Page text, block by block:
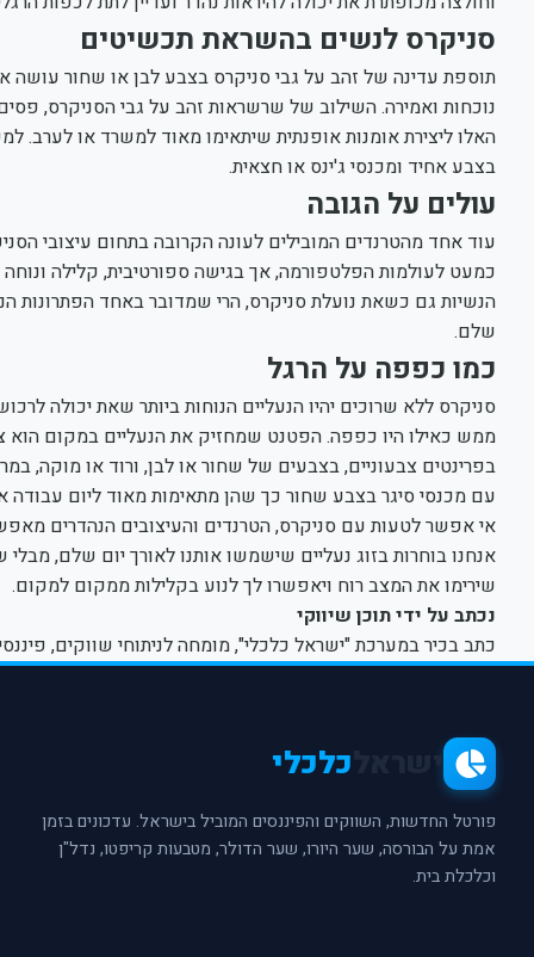
סניקרס לנשים בהשראת תכשיטים
תוספת עדינה של זהב על גבי סניקרס בצבע לבן או שחור עושה
נוכחות ואמירה. השילוב של שרשראות זהב על גבי הסניקרס,
האלו ליצירת אומנות אופנתית שיתאימו מאוד למשרד או לערב.
בצבע אחיד ומכנסי ג'ינס או חצאית.
עולים על הגובה
עוד אחד מהטרנדים המובילים לעונה הקרובה בתחום עיצובי
כמעט לעולמות הפלטפורמה, אך בגישה ספורטיבית, קלילה
הנשיות גם כשאת נועלת סניקרס, הרי שמדובר באחד הפתרונות
שלם.
כמו כפפה על הרגל
סניקרס ללא שרוכים יהיו הנעליים הנוחות ביותר שאת יכולה
ממש כאילו היו כפפה. הפטנט שמחזיק את הנעליים במקום הוא
בפרינטים צבעוניים, בצבעים של שחור או לבן, ורוד או מוקה,
עם מכנסי סיגר בצבע שחור כך שהן מתאימות מאוד ליום עבודה
אי אפשר לטעות עם סניקרס, הטרנדים והעיצובים הנהדרים
אנחנו בוחרות בזוג נעליים שישמשו אותנו לאורך יום שלם,
שירימו את המצב רוח ויאפשרו לך לנוע בקלילות ממקום למקום.
נכתב על ידי תוכן שיווקי
כתב בכיר במערכת "ישראל כלכלי", מומחה לניתוחי שווקים,
כלכלי
פורטל החדשות, השווקים והפיננסים המוביל בישראל. עדכונים בזמן
אמת על הבורסה, שער היורו, שער הדולר, מטבעות קריפטו, נדל"ן
וכלכלת בית.